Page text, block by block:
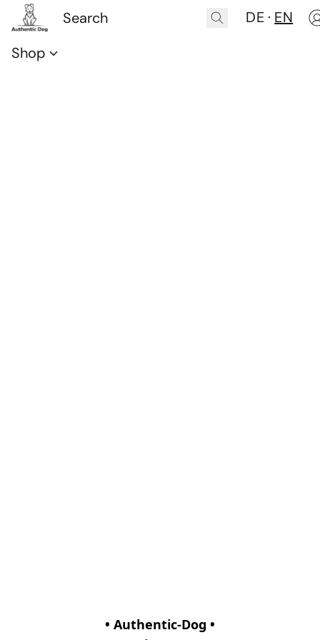
DE EN
Shop
• Authentic-Dog •